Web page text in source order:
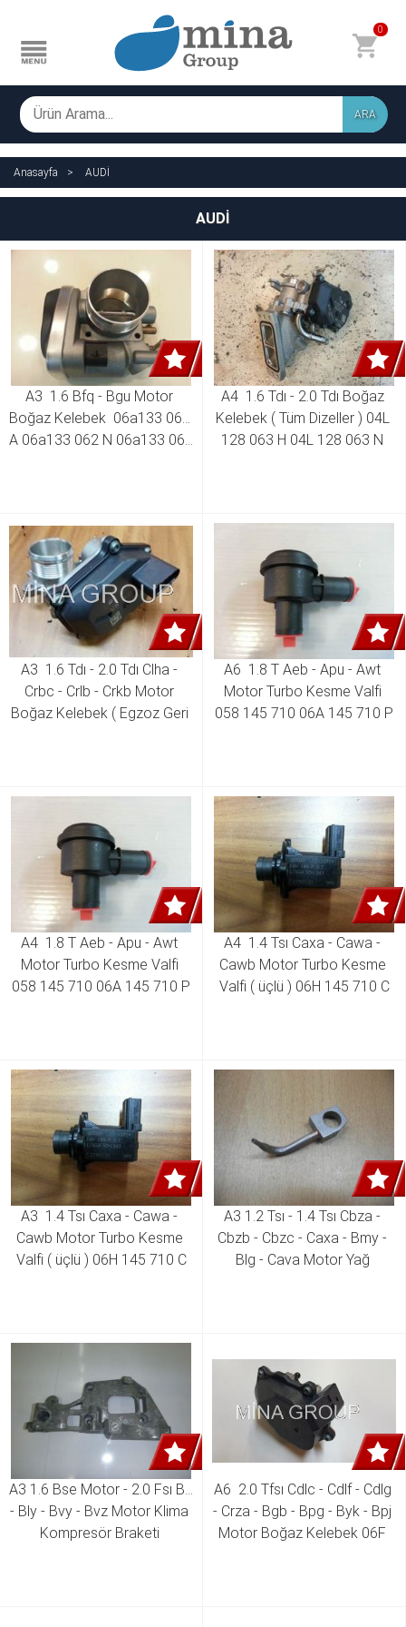
0
ARA
Anasayfa AUDİ
AUDİ
A3  1.6 Bfq - Bgu Motor
Boğaz Kelebek  06a133 062
A 06a133 062 N 06a133 062
A4  1.6 Tdı - 2.0 Tdı Boğaz
Kelebek ( Tüm Dizeller ) 04L
128 063 H 04L 128 063 N
A3  1.6 Tdı - 2.0 Tdı Clha -
Crbc - Crlb - Crkb Motor
Boğaz Kelebek ( Egzoz Geri
A6  1.8 T Aeb - Apu - Awt
Motor Turbo Kesme Valfi
058 145 710 06A 145 710 P
A4  1.8 T Aeb - Apu - Awt
Motor Turbo Kesme Valfi
058 145 710 06A 145 710 P
A4  1.4 Tsı Caxa - Cawa -
Cawb Motor Turbo Kesme
Valfi ( üçlü ) 06H 145 710 C
A3  1.4 Tsı Caxa - Cawa -
Cawb Motor Turbo Kesme
Valfi ( üçlü ) 06H 145 710 C
A3 1.2 Tsı - 1.4 Tsı Cbza -
Cbzb - Cbzc - Caxa - Bmy -
Blg - Cava Motor Yağ
A3 1.6 Bse Motor - 2.0 Fsı Blr
- Bly - Bvy - Bvz Motor Klima
Kompresör Braketi
A6  2.0 Tfsı Cdlc - Cdlf - Cdlg
- Crza - Bgb - Bpg - Byk - Bpj
Motor Boğaz Kelebek 06F